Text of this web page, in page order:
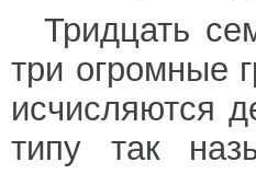
Тридцать
три огромные
исчисляются
типу так